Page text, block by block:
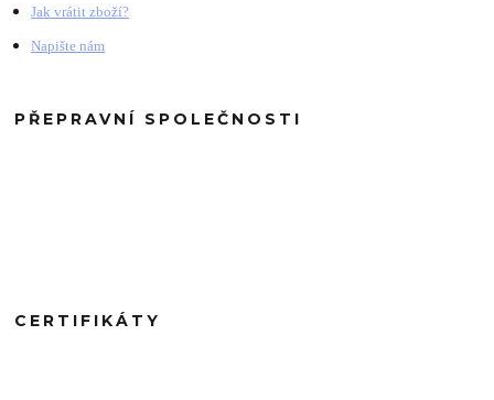
Jak vrátit zboží?
Napište nám
PŘEPRAVNÍ SPOLEČNOSTI
CERTIFIKÁTY